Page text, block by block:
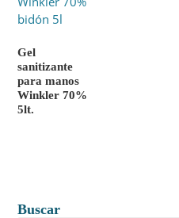
Gel
sanitizante
para manos
Winkler 70%
5lt.
Buscar